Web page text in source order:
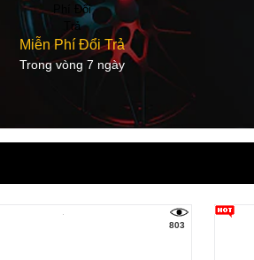
Miễn Phí Đổi Trả
Trong vòng 7 ngày
803